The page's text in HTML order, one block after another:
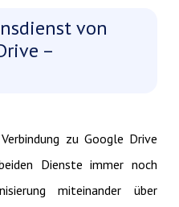
von
–
zu Google Drive
Dienste immer noch
miteinander über